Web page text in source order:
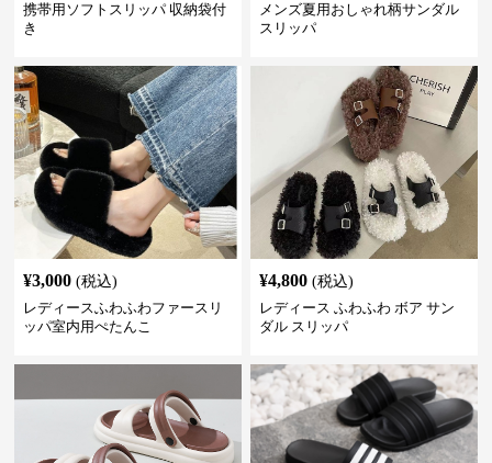
携帯用ソフトスリッパ 収納袋付
き
メンズ夏用おしゃれ柄サンダル
スリッパ
¥3,000 (税込)
レディースふわふわファースリ
ッパ室内用ぺたんこ
¥4,800 (税込)
レディース ふわふわ ボア サン
ダル スリッパ